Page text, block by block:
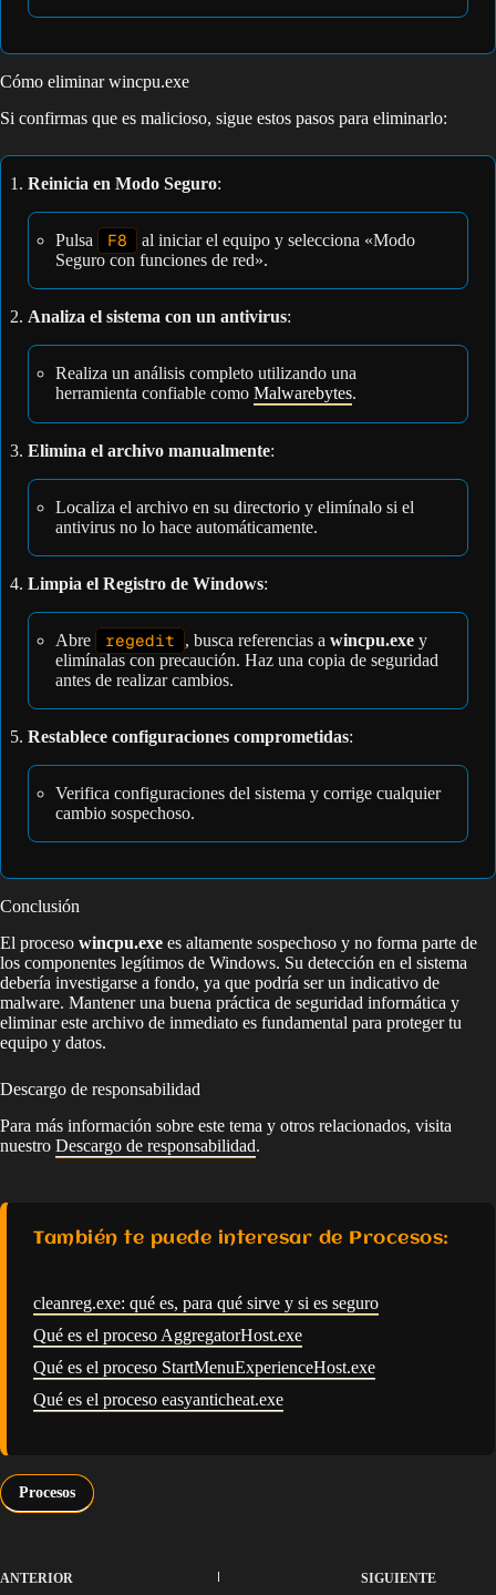
Cómo eliminar wincpu.exe
Si confirmas que es malicioso, sigue estos pasos para eliminarlo:
Reinicia en Modo Seguro:
Pulsa F8
al iniciar el equipo y selecciona «Modo
Seguro con funciones de red».
Analiza el sistema con un antivirus:
Realiza un análisis completo utilizando una
herramienta confiable como Malwarebytes.
Elimina el archivo manualmente:
Localiza el archivo en su directorio y elimínalo si el
antivirus no lo hace automáticamente.
Limpia el Registro de Windows:
Abre regedit , busca referencias a wincpu.exe y
elimínalas con precaución. Haz una copia de seguridad
antes de realizar cambios.
Restablece configuraciones comprometidas:
Verifica configuraciones del sistema y corrige cualquier
cambio sospechoso.
Conclusión
El proceso wincpu.exe es altamente sospechoso y no forma parte de
los componentes legítimos de Windows. Su detección en el sistema
debería investigarse a fondo, ya que podría ser un indicativo de
malware. Mantener una buena práctica de seguridad informática y
eliminar este archivo de inmediato es fundamental para proteger tu
equipo y datos.
Descargo de responsabilidad
Para más información sobre este tema y otros relacionados, visita
nuestro Descargo de responsabilidad.
También te puede interesar de Procesos:
cleanreg.exe: qué es, para qué sirve y si es seguro
Qué es el proceso AggregatorHost.exe
Qué es el proceso StartMenuExperienceHost.exe
Qué es el proceso easyanticheat.exe
Procesos
ANTERIOR SIGUIENTE